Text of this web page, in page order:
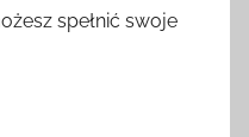
spełnić swoje